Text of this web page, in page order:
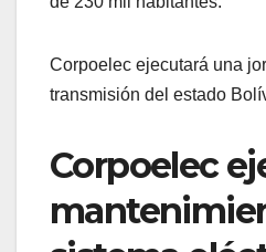
Corpoelec ejecutará una
transmisión del estado
Corpoelec